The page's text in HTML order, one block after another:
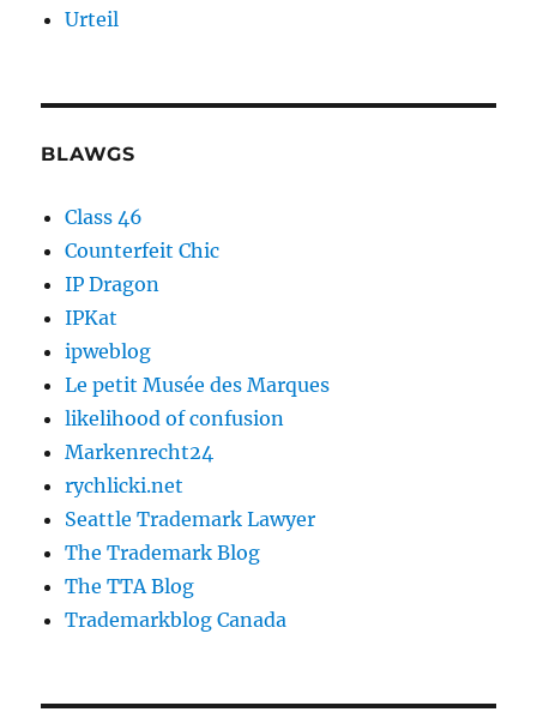
Urteil
BLAWGS
Class 46
Counterfeit Chic
IP Dragon
IPKat
ipweblog
Le petit Musée des Marques
likelihood of confusion
Markenrecht24
rychlicki.net
Seattle Trademark Lawyer
The Trademark Blog
The TTA Blog
Trademarkblog Canada